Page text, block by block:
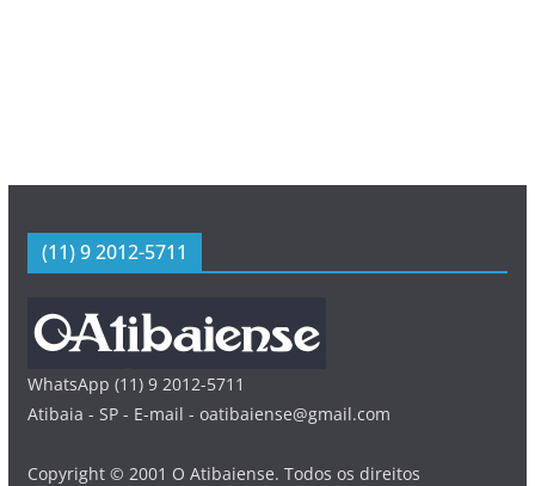
(11) 9 2012-5711
WhatsApp (11) 9 2012-5711
Atibaia - SP - E-mail - oatibaiense@gmail.com
Copyright © 2001 O Atibaiense. Todos os direitos